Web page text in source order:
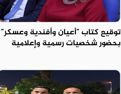
توقيع كتاب "أعيان وأفندية وعسكر"
بحضور شخصيات رسمية وإعلامية